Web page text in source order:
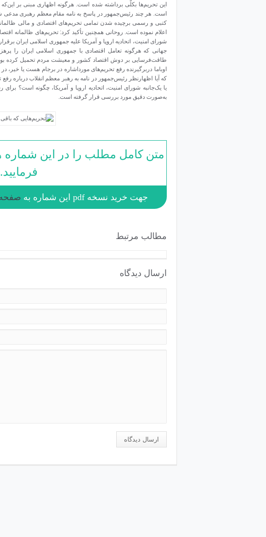
این تحریم‌ها بکلّی برداشته شده است. هرگونه اظهاری مبنی بر این‌که
کتبی و رسمی برچیده شدن تمامی تحریم‌های اقتصادی و مالی
اعلام نموده است. روحانی همچنین تأکید کرد: تحریم‌های ظالمانه
شورای امنیت، اتحادیه اروپا و آمریکا علیه جمهوری اسلامی ایران
جهانی که هرگونه تعامل اقتصادی با جمهوری اسلامی ایران را
طاقت‌فرسایی بر دوش اقتصاد کشور و معیشت مردم تحمیل کرده
اوباما دربرگیرنده رفع تحریم‌های مورداشاره در برجام هست یا
که آیا اظهارنظر رئیس‌جمهور در نامه به رهبر معظم انقلاب درباره
یا یک‌جانبه شورای امنیت، اتحادیه اروپا و آمریکا، چگونه است؟
به‌صورت دقیق مورد بررسی قرار گرفته است.
متن کامل مطلب را در این شماره
فرمایید.
جهت خرید نسخه pdf این شماره به صفحه
مطالب مرتبط
ارسال دیدگاه
ارسال دیدگاه